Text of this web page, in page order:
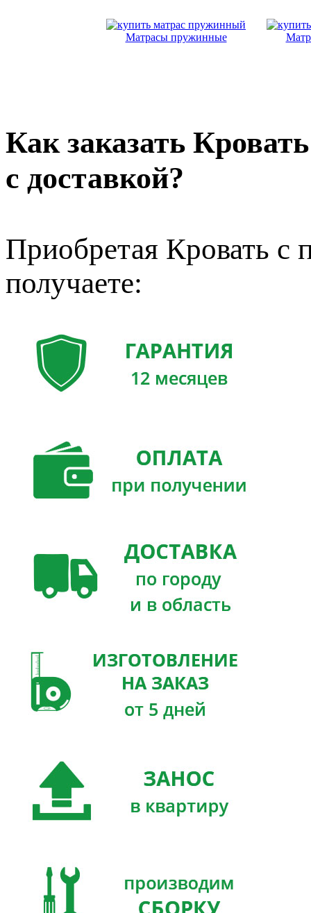
Матрасы пружинные
Как заказать
с доставкой?
Приобретая Кровать
получаете: